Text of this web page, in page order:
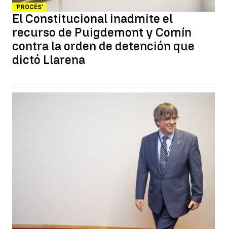
'PROCÉS'
El Constitucional inadmite el
recurso de Puigdemont y Comín
contra la orden de detención que
dictó Llarena